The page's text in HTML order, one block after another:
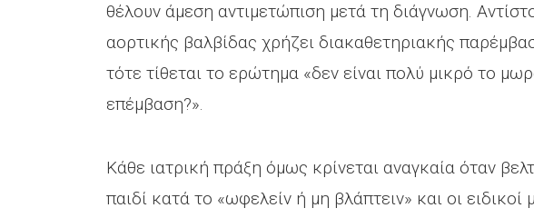
θέλουν άμεση αντιμετώπιση μετά τη διάγνωση.
αορτικής βαλβίδας χρήζει διακαθετηριακής
τότε τίθεται το ερώτημα «δεν είναι πολύ μικρό το
επέμβαση?».
Κάθε ιατρική πράξη όμως κρίνεται αναγκαία όταν
παιδί κατά το «ωφελείν ή μη βλάπτειν» και οι ειδικοί